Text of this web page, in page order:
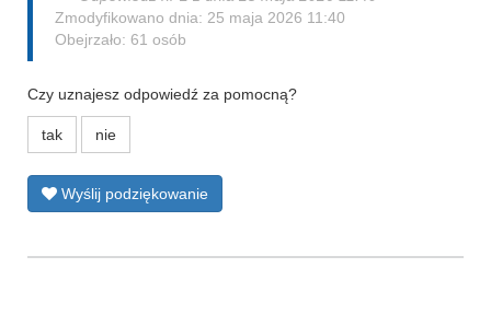
Zmodyfikowano dnia: 25 maja 2026 11:40
Obejrzało: 61 osób
Czy uznajesz odpowiedź za pomocną?
tak nie
Wyślij podziękowanie